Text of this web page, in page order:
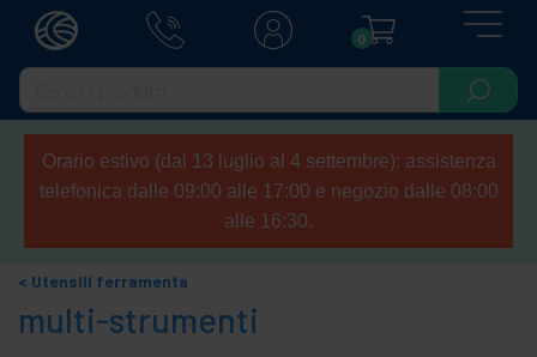
0
Orario estivo (dal 13 luglio al 4 settembre): assistenza
telefonica dalle 09:00 alle 17:00 e negozio dalle 08:00
alle 16:30.
Utensili ferramenta
multi-strumenti